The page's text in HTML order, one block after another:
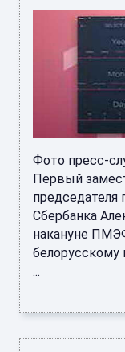
Фото пресс-
Первый
председателя
Сбербанка
накануне
белорусскому
...